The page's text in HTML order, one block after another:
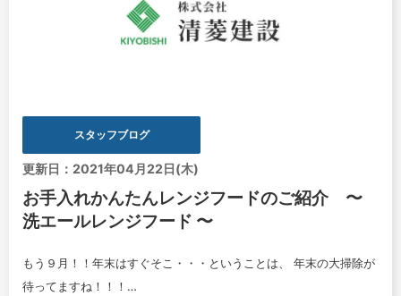
スタッフブログ
更新日：2021年04月22日(木)
お手入れかんたんレンジフードのご紹介 〜
洗エールレンジフード 〜
もう９月！！年末はすぐそこ・・・ということは、 年末の大掃除が
待ってますね！！！…